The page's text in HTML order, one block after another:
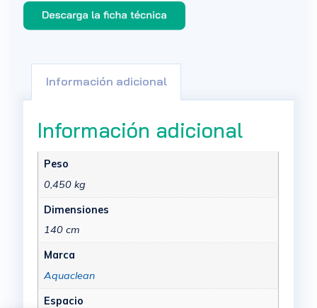
Información adicional
Información adicional
Peso
0,450 kg
Dimensiones
140 cm
Marca
Aquaclean
Espacio